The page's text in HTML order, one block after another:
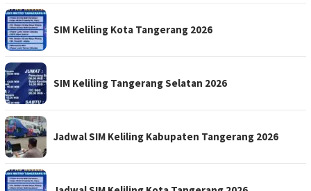
SIM Keliling Kota Tangerang 2026
SIM Keliling Tangerang Selatan 2026
Jadwal SIM Keliling Kabupaten Tangerang 2026